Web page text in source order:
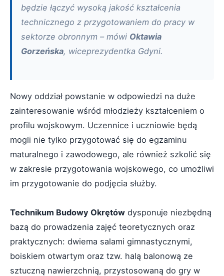
będzie łączyć wysoką jakość kształcenia
technicznego z przygotowaniem do pracy w
sektorze obronnym – mówi Oktawia
Gorzeńska, wiceprezydentka Gdyni.
Nowy oddział powstanie w odpowiedzi na duże
zainteresowanie wśród młodzieży kształceniem o
profilu wojskowym. Uczennice i uczniowie będą
mogli nie tylko przygotować się do egzaminu
maturalnego i zawodowego, ale również szkolić się
w zakresie przygotowania wojskowego, co umożliwi
im przygotowanie do podjęcia służby.
Technikum Budowy Okrętów dysponuje niezbędną
bazą do prowadzenia zajęć teoretycznych oraz
praktycznych: dwiema salami gimnastycznymi,
boiskiem otwartym oraz tzw. halą balonową ze
sztuczną nawierzchnią, przystosowaną do gry w